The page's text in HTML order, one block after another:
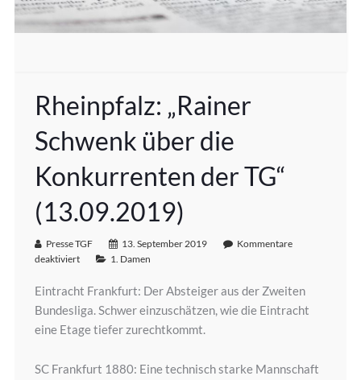
Rheinpfalz: „Rainer
Schwenk über die
Konkurrenten der TG“
(13.09.2019)
Presse TGF 13. September 2019
Kommentare
deaktiviert
1. Damen
Eintracht Frankfurt: Der Absteiger aus der Zweiten
Bundesliga. Schwer einzuschätzen, wie die Eintracht
eine Etage tiefer zurechtkommt.
SC Frankfurt 1880: Eine technisch starke Mannschaft